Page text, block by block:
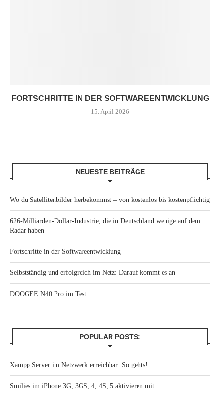
FORTSCHRITTE IN DER SOFTWAREENTWICKLUNG
15. April 2026
NEUESTE BEITRÄGE
Wo du Satellitenbilder herbekommst – von kostenlos bis kostenpflichtig
626-Milliarden-Dollar-Industrie, die in Deutschland wenige auf dem
Radar haben
Fortschritte in der Softwareentwicklung
Selbstständig und erfolgreich im Netz: Darauf kommt es an
DOOGEE N40 Pro im Test
POPULAR POSTS:
Xampp Server im Netzwerk erreichbar: So gehts!
Smilies im iPhone 3G, 3GS, 4, 4S, 5 aktivieren mit…